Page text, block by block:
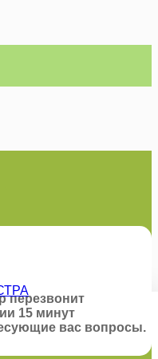
перезвонит
15 минут
вас вопросы.